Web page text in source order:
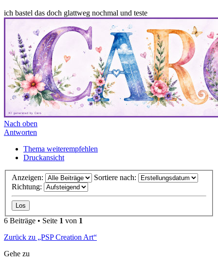
ich bastel das doch glattweg nochmal und teste
Nach oben
Antworten
Thema weiterempfehlen
Druckansicht
Anzeigen:
Sortiere nach:
Richtung:
6 Beiträge • Seite 1 von 1
Zurück zu „PSP Creation Art“
Gehe zu